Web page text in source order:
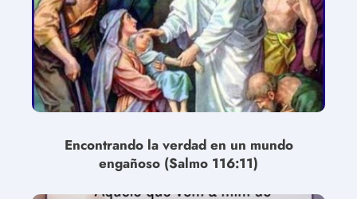
Encontrando la verdad en un mundo
engañoso (Salmo 116:11)